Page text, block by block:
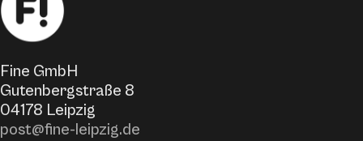
Fine GmbH
Gutenbergstraße 8
04178 Leipzig
post@fine-leipzig.de